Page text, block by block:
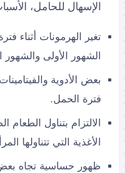
الإسهال للحامل،
تغير الهرمونات أثناء
الشهور الأولى والشهور
بعض الأدوية والفيتامينات
فترة الحمل.
الالتزام بتناول الطعام
الأغذية التي تتناولها
ظهور حساسية تجاه